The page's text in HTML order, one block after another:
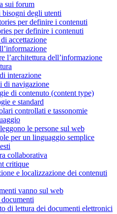
sui forum
degli utenti
per definire i contenuti
per definire i contenuti
accettazione
l’architettura dell’informazione
interazione
di navigazione
di contenuto (content type)
e standard
controllati e tassonomie
le persone sul web
per un linguaggio semplice
collaborativa
critique
e localizzazione dei contenuti
vanno sul web
di lettura dei documenti elettronici